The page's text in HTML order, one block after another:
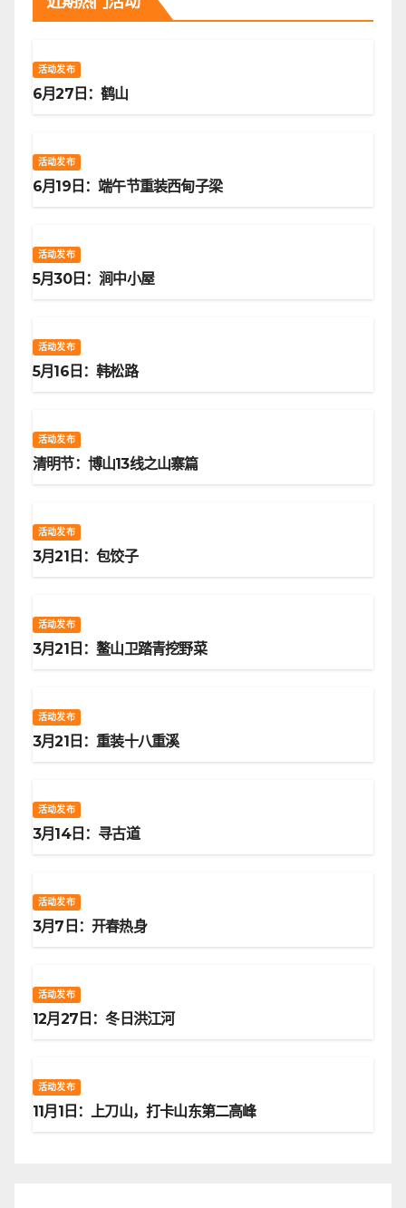
活动发布
6月27日：鹤山
活动发布
6月19日：端午节重装西甸子梁
活动发布
5月30日：涧中小屋
活动发布
5月16日：韩松路
活动发布
清明节：博山13线之山寨篇
活动发布
3月21日：包饺子
活动发布
3月21日：鳌山卫踏青挖野菜
活动发布
3月21日：重装十八重溪
活动发布
3月14日：寻古道
活动发布
3月7日：开春热身
活动发布
12月27日：冬日洪江河
活动发布
11月1日：上刀山，打卡山东第二高峰